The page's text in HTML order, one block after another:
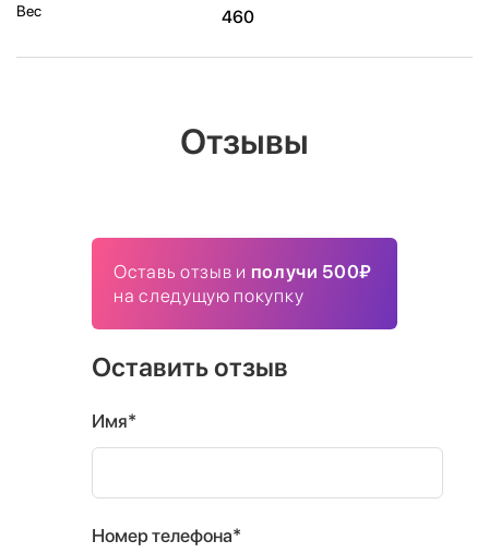
Вес 460
Отзывы
Оставь отзыв и получи 500₽
на следущую покупку
Оставить отзыв
Имя*
Номер телефона*